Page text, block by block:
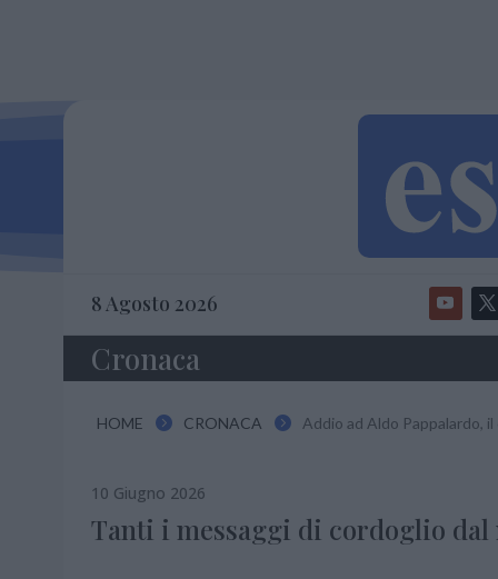
8 Agosto 2026
Cronaca
HOME  CRONACA  Addio ad Aldo Pappalardo,
10 Giugno 2026
Tanti i messaggi di cordoglio